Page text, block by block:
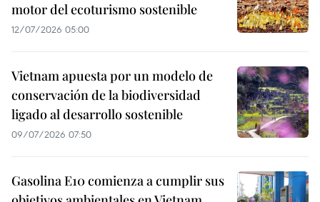
motor del ecoturismo sostenible
12/07/2026 05:00
Vietnam apuesta por un modelo de
conservación de la biodiversidad
ligado al desarrollo sostenible
09/07/2026 07:50
Gasolina E10 comienza a cumplir sus